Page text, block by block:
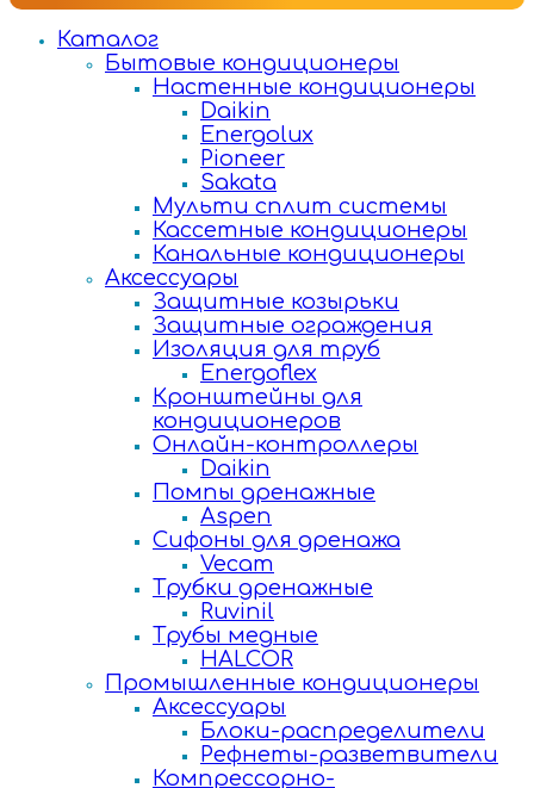
Каталог
Бытовые кондиционеры
Настенные кондиционеры
Daikin
Energolux
Pioneer
Sakata
Мульти сплит системы
Кассетные кондиционеры
Канальные кондиционеры
Аксессуары
Защитные козырьки
Защитные ограждения
Изоляция для труб
Energoflex
Кронштейны для
кондиционеров
Онлайн-контроллеры
Daikin
Помпы дренажные
Aspen
Сифоны для дренажа
Vecam
Трубки дренажные
Ruvinil
Трубы медные
HALCOR
Промышленные кондиционеры
Аксессуары
Блоки-распределители
Рефнеты-разветвители
Компрессорно-